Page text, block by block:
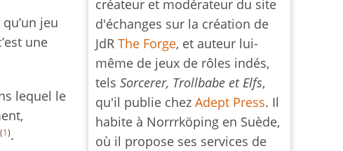
jeu
une
lequel le
(1).
créateur et modérateur du site
d'échanges sur la création de
JdRThe Forge, et auteur lui-
même de jeux de rôles indés,
telsSorcerer, Trollbabe et Elfs,
qu'il publie chezAdept Press. Il
habite à Norrrköping en Suède,
où il propose ses services de